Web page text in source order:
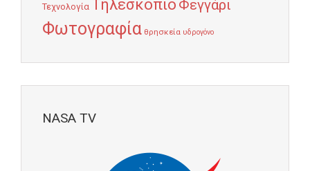
Τεχνολογία Τηλεσκόπιο Φεγγάρι
Φωτογραφία θρησκεία υδρογόνο
NASA TV